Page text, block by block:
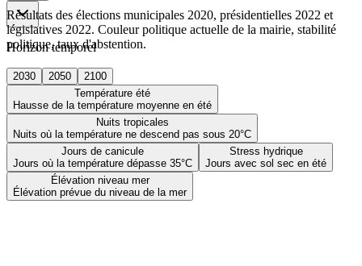
Horizon temporel
2030 2050
2100
Température été
Hausse de la température moyenne en été
Nuits tropicales
Nuits où la température ne descend pas sous 20°C
Jours de canicule
Jours où la température dépasse 35°C
Stress hydrique
Jours avec sol sec en été
Élévation niveau mer
Élévation prévue du niveau de la mer
Résultats des élections municipales 2020, présidentielles 2022 et
législatives 2022. Couleur politique actuelle de la mairie, stabilité
politique, taux d'abstention.